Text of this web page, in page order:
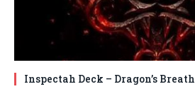
Inspectah Deck – Dragon’s Breath